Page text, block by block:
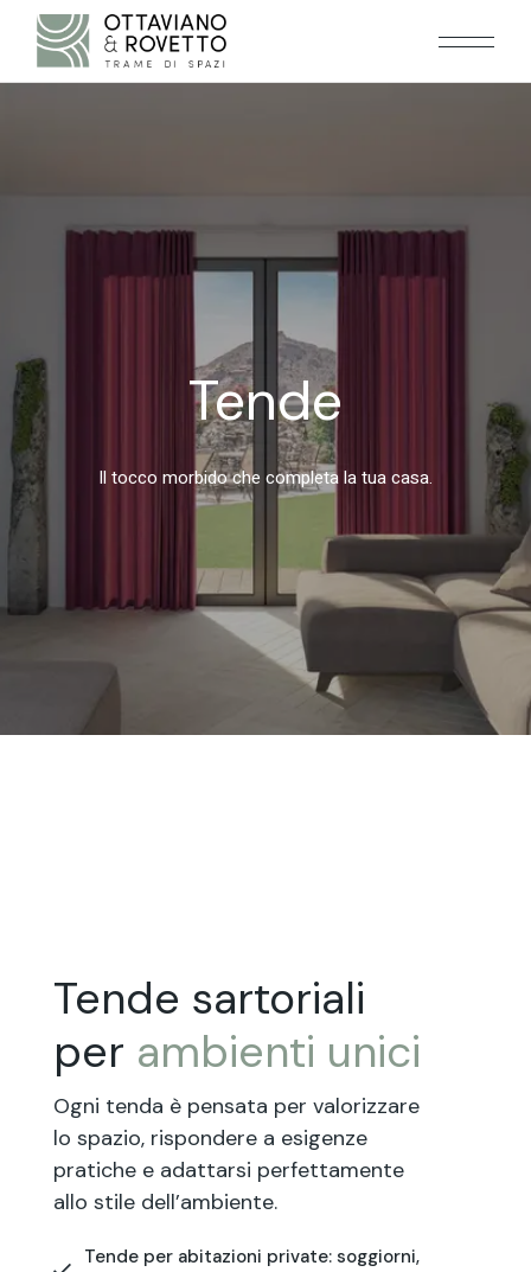
content
Tende
Il tocco morbido che completa la tua casa.
Tende sartoriali
per ambienti unici
Ogni tenda è pensata per valorizzare
lo spazio, rispondere a esigenze
pratiche e adattarsi perfettamente
allo stile dell’ambiente.
Tende per abitazioni private: soggiorni,